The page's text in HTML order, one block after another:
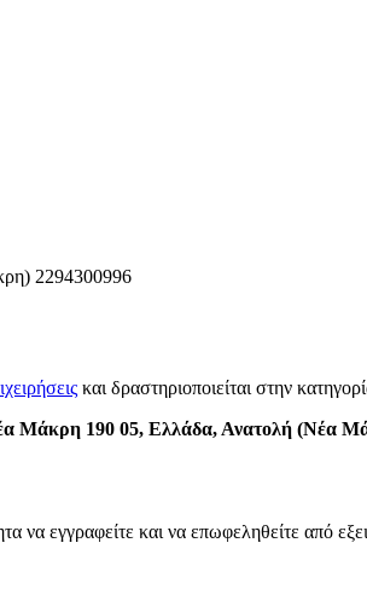
2294300996
και δραστηριοποιείται στην
Μάκρη 190 05, Ελλάδα, Ανατολή (Νέα
να εγγραφείτε και να επωφεληθείτε από